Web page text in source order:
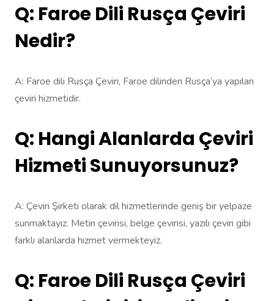
Q: Faroe Dili Rusça Çeviri
Nedir?
A: Faroe dili Rusça Çeviri, Faroe dilinden Rusça’ya yapılan
çeviri hizmetidir.
Q: Hangi Alanlarda Çeviri
Hizmeti Sunuyorsunuz?
A: Çeviri Şirketi olarak dil hizmetlerinde geniş bir yelpaze
sunmaktayız. Metin çevirisi, belge çevirisi, yazılı çeviri gibi
farklı alanlarda hizmet vermekteyiz.
Q: Faroe Dili Rusça Çeviri